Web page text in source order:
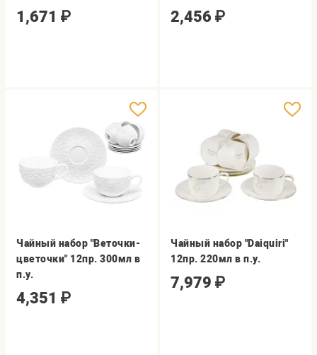
1,671 ₽ 2,456 ₽
Чайный набор "Веточки-
цветочки" 12пр. 300мл в
п.у.
4,351 ₽
Чайный набор "Daiquiri"
12пр. 220мл в п.у.
7,979 ₽